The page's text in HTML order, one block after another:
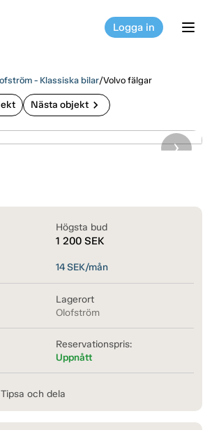
Logga in
- Klassiska bilar/Volvo fälgar
Nästa objekt chevron_right
Högsta bud
1 200 SEK
14SEK/mån
Lagerort
Olofström
Reservationspris:
Uppnått
Tipsa och dela